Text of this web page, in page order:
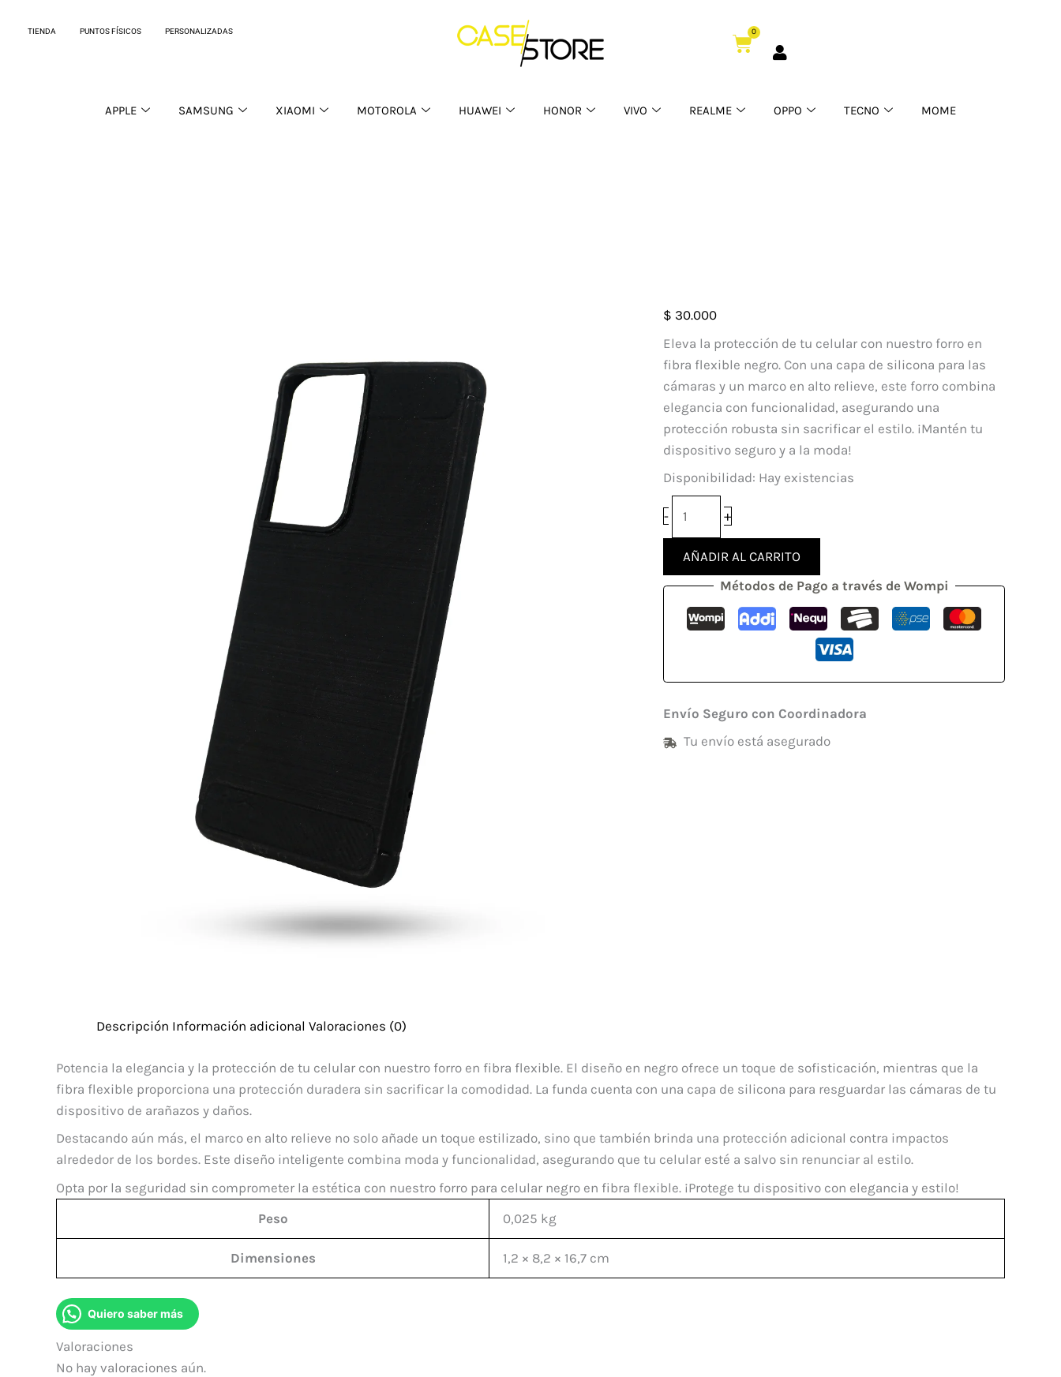
TIENDA PUNTOS FÍSICOS PERSONALIZADAS 0
Cart
APPLE SAMSUNG XIAOMI MOTOROLA HUAWEI HONOR VIVO REALME OPPO TECNO MOME
$ 30.000
Eleva la protección de tu celular con nuestro forro en
fibra flexible negro. Con una capa de silicona para las
cámaras y un marco en alto relieve, este forro combina
elegancia con funcionalidad, asegurando una
protección robusta sin sacrificar el estilo. ¡Mantén tu
dispositivo seguro y a la moda!
Disponibilidad: Hay existencias
-
Case
Fibra
Samsung
Galaxy
S22
Ultra
cantidad
+
AÑADIR AL CARRITO
Métodos de Pago a través de Wompi
Envío Seguro con Coordinadora
Tu envío está asegurado
Descripción Información adicional Valoraciones (0)
Potencia la elegancia y la protección de tu celular con nuestro forro en fibra flexible. El diseño en negro ofrece un toque de sofisticación, mientras que la
fibra flexible proporciona una protección duradera sin sacrificar la comodidad. La funda cuenta con una capa de silicona para resguardar las cámaras de tu
dispositivo de arañazos y daños.
Destacando aún más, el marco en alto relieve no solo añade un toque estilizado, sino que también brinda una protección adicional contra impactos
alrededor de los bordes. Este diseño inteligente combina moda y funcionalidad, asegurando que tu celular esté a salvo sin renunciar al estilo.
Opta por la seguridad sin comprometer la estética con nuestro forro para celular negro en fibra flexible. ¡Protege tu dispositivo con elegancia y estilo!
Peso
0,025 kg
Dimensiones 1,2 × 8,2 × 16,7 cm
Quiero saber más
Valoraciones
No hay valoraciones aún.